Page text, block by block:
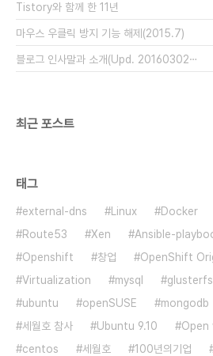
Tistory와 함께 한 11년
마우스 우클릭 방지 기능 해제(2015.7)
블로그 인사말과 소개(Upd. 20160302⋯
최근 포스트
태그
external-dns Linux Docker
Route53
Xen Ansible-
Openshift
창업 OpenShift
Virtualization
mysql glusterfs
ubuntu
openSUSE mongodb
세월호 참사
Ubuntu 9.10 Open
centos
세월호 100년의기업